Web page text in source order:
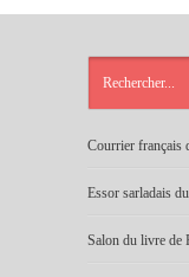
Courrier français
Essor sarladais
Salon du livre de